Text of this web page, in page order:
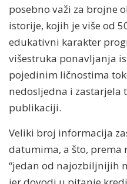
posebno važi za brojne
istorije, kojih je više od
edukativni karakter
višestruka ponavljanja
pojedinim ličnostima
nedosljedna i zastarjela
publikaciji.
Veliki broj informacija
datumima, a što, prema
“jedan od najozbiljnijih